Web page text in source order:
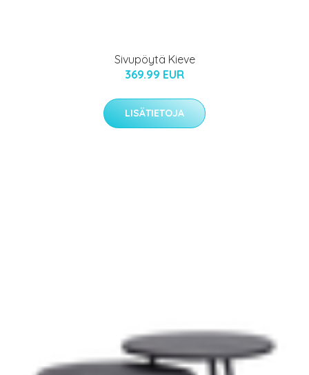
Sivupöytä Kieve
369.99 EUR
LISÄTIETOJA